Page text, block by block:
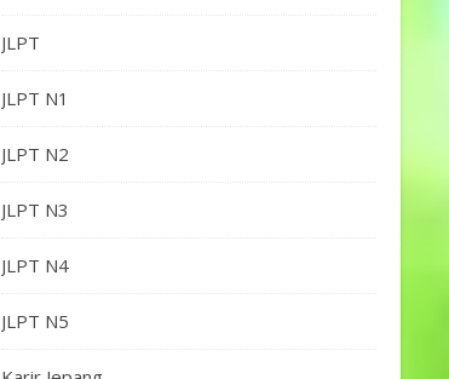
JLPT
JLPT N1
JLPT N2
JLPT N3
JLPT N4
JLPT N5